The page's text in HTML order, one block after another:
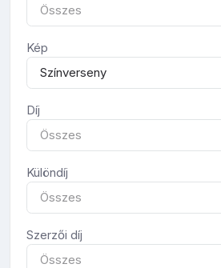
Összes
Kép
Színverseny
Díj
Összes
Különdíj
Összes
Szerzői díj
Összes